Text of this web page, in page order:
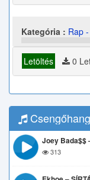
Kategória : Rap
Letöltés 0
Joey Bada$$
313